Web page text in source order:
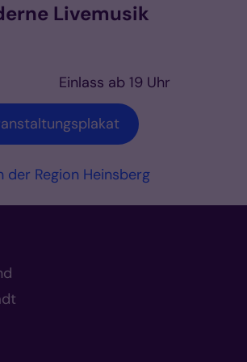
Livemusik
Einlass ab 19 Uhr
der Region Heinsberg